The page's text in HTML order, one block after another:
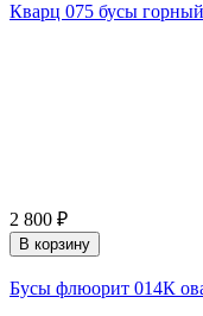
Кварц 075 бусы
2 800 ₽
В корзину
Бусы флюорит 014К